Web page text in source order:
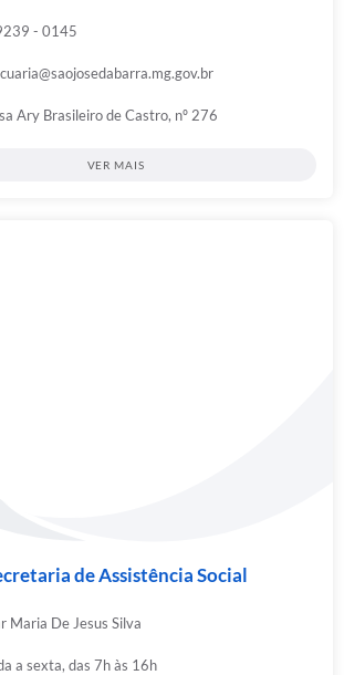
- 0145
Ary Brasileiro de Castro, nº 276
VER MAIS
de Assistência Social
Maria De Jesus Silva
a sexta, das 7h às 16h